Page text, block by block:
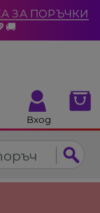
ЗА ПОРЪЧКИ
Вход
Затвори